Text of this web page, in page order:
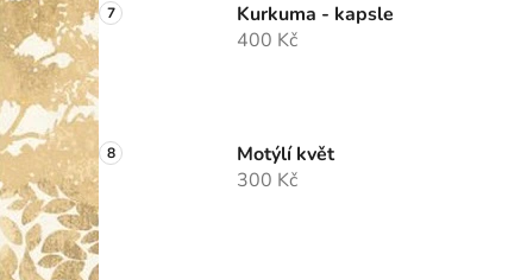
Kurkuma - kapsle
400 Kč
Motýlí květ
300 Kč